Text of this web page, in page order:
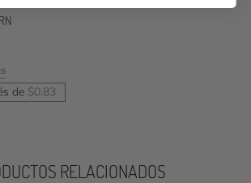
de $0.83
RELACIONADOS